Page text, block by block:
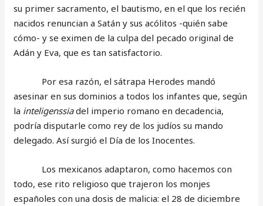
su primer sacramento, el bautismo, en el que los recién
nacidos renuncian a Satán y sus acólitos -quién sabe
cómo- y se eximen de la culpa del pecado original de
Adán y Eva, que es tan satisfactorio.
Por esa razón, el sátrapa Herodes mandó
asesinar en sus dominios a todos los infantes que, según
la inteligenssiadel imperio romano en decadencia,
podría disputarle como rey de los judíos su mando
delegado. Así surgió el Día de los Inocentes.
Los mexicanos adaptaron, como hacemos con
todo, ese rito religioso que trajeron los monjes
españoles con una dosis de malicia: el 28 de diciembre